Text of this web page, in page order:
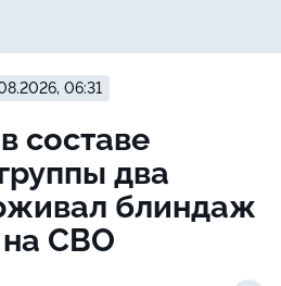
06:31
составе
два
блиндаж
на СВО